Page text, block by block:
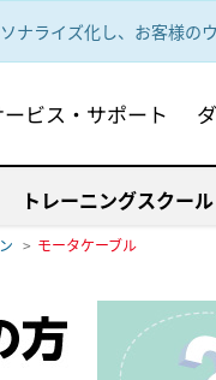
ライズ化し、お客様の
ービス・サポート
トレーニングスクール
モータケーブル